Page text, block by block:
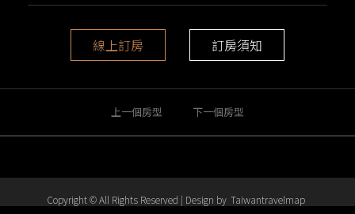
線上訂房 訂房須知
上一個房型 下一個房型
Copyright © All Rights Reserved | Design by Taiwantravelmap